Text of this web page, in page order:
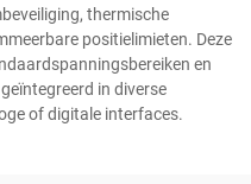
thermische
positielimieten. Deze
en
in diverse
of digitale interfaces.